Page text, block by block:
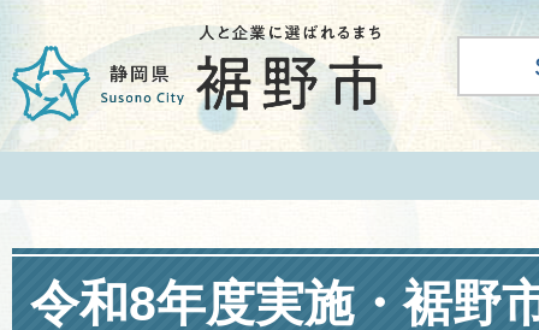
令和8年度実施・裾野